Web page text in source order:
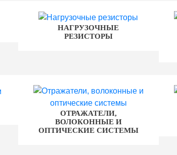
НАГРУЗОЧНЫЕ
РЕЗИСТОРЫ
ОТРАЖАТЕЛИ,
ВОЛОКОННЫЕ И
ОПТИЧЕСКИЕ СИСТЕМЫ